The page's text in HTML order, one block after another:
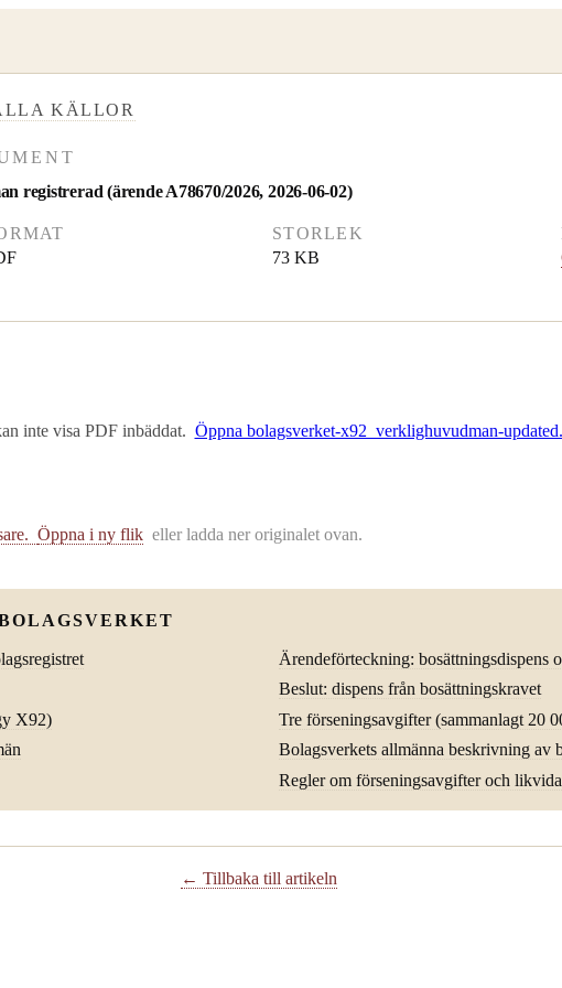
KÄLLOR
registrerad (ärende A78670/2026, 2026-06-02)
STORLEK
73 KB
inte visa PDF inbäddat. Öppna bolagsverket-x92_verklighuvudman-
Öppna i ny flik eller ladda ner originalet ovan.
X92)
Ärendeförteckning: bosättningsdispens
Beslut: dispens från bosättningskravet
Tre förseningsavgifter (sammanlagt 20
Bolagsverkets allmänna beskrivning av
Regler om förseningsavgifter och
← Tillbaka till artikeln